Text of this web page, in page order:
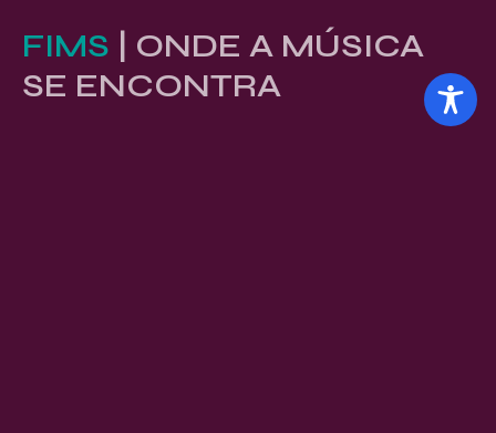
FIMS | ONDE A MÚSICA
SE ENCONTRA